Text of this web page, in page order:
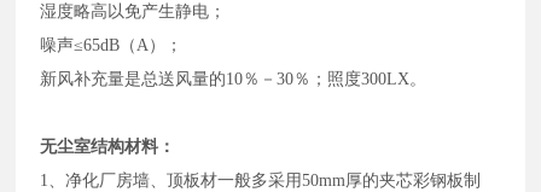
湿度略高以免产生静电；
噪声≤65dB（A）；
新风补充量是总送风量的10％－30％；照度300LX。
无尘室结构材料：
1、净化厂房墙、顶板材一般多采用50mm厚的夹芯彩钢板制